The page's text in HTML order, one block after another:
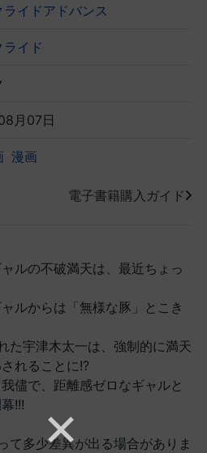
ライドアドバンス
ライド
月07日
漫画
電子書籍購入ガイド
ルの不破満天は、最近ちょっ
ルからは「無様な豚」とこき
た宇津木太一は、強制的に満天
れることに!?
儘で、距離感ゼロなギャルと
!!!
て多少差異が出る場合がありま